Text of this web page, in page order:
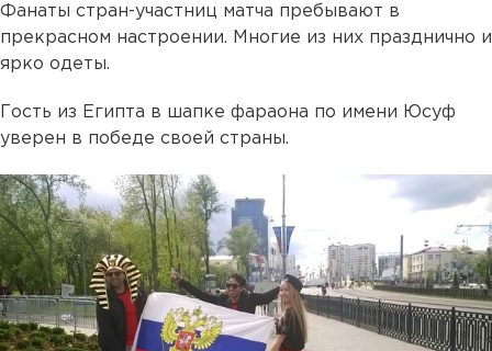
Фанаты стран-участниц матча пребывают в
прекрасном настроении. Многие из них празднично и
ярко одеты.
Гость из Египта в шапке фараона по имени Юсуф
уверен в победе своей страны.